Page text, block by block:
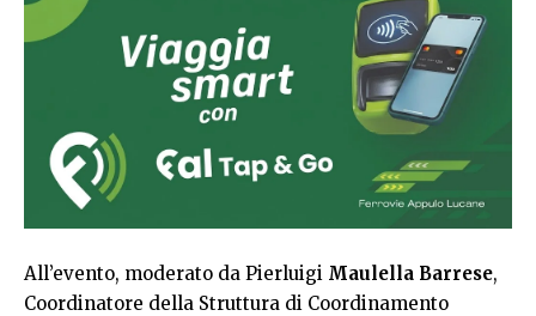
All’evento, moderato da Pierluigi Maulella Barrese,
Coordinatore della Struttura di Coordinamento